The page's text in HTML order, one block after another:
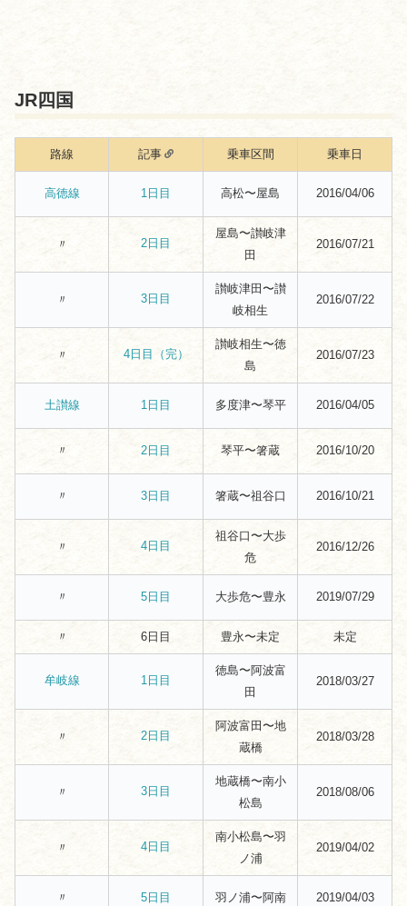
JR四国
路線 記事 乗車区間 乗車日
高徳線 1日目 高松〜屋島 2016/04/06
〃 2日目
屋島〜讃岐津
田
2016/07/21
〃 3日目
讃岐津田〜讃
岐相生
2016/07/22
〃 4日目（完）
讃岐相生〜徳
島
2016/07/23
土讃線 1日目 多度津〜琴平 2016/04/05
〃 2日目 琴平〜箸蔵 2016/10/20
〃 3日目 箸蔵〜祖谷口 2016/10/21
〃 4日目
祖谷口〜大歩
危
2016/12/26
〃 5日目 大歩危〜豊永 2019/07/29
〃 6日目 豊永〜未定 未定
牟岐線 1日目
徳島〜阿波富
田
2018/03/27
〃 2日目
阿波富田〜地
蔵橋
2018/03/28
〃 3日目
地蔵橋〜南小
松島
2018/08/06
〃 4日目
南小松島〜羽
ノ浦
2019/04/02
〃 5日目 羽ノ浦〜阿南 2019/04/03